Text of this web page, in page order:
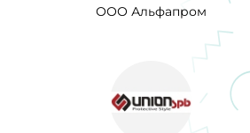
ООО Альфапром